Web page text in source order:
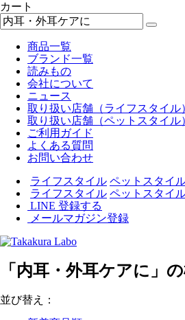
カート
商品一覧
ブランド一覧
読みもの
会社について
ニュース
取り扱い店舗（ライフスタイル
取り扱い店舗（ペットスタイル
ご利用ガイド
よくある質問
お問い合わせ
ライフスタイル ペットスタイ
ライフスタイル ペットスタイ
LINE 登録する
メールマガジン登録
「内耳・外耳ケアに」
並び替え：